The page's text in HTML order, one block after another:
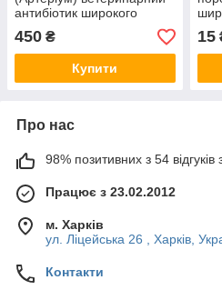
антибіотик широкого
спектра дії для собак і
котів
450 ₴
Купити
15
Про нас
98% позитивних з 54 відгуків
Працює з 23.02.2012
м. Харків
ул. Ліцейська 26 , Харків,
Контакти